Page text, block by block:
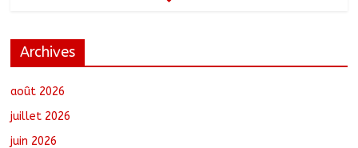
de FCFA pour former 100 jeunes
Archives
août 2026
juillet 2026
juin 2026